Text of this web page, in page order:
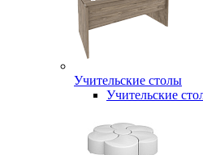
Учительские столы
Учительские